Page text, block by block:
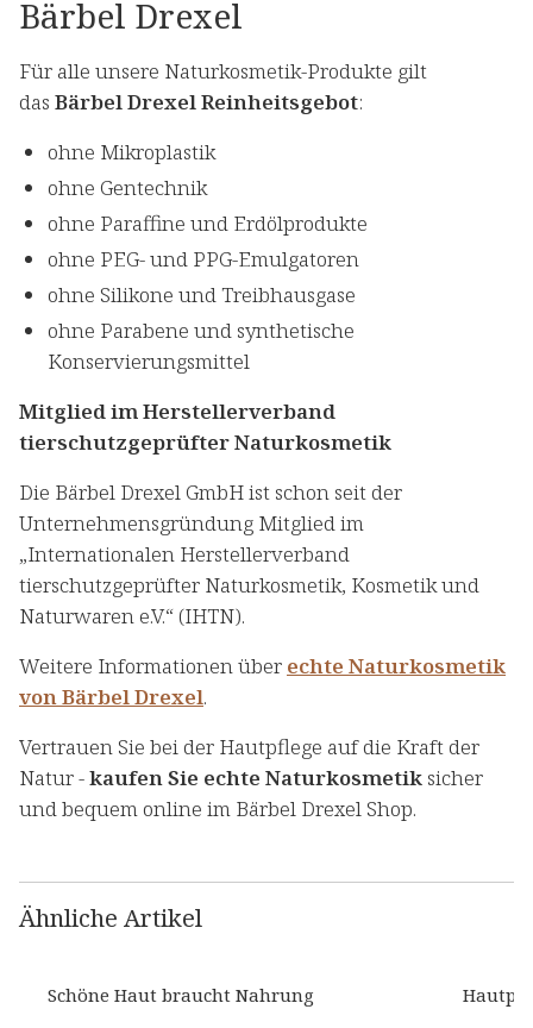
Bärbel Drexel
Für alle unsere Naturkosmetik-Produkte gilt
das Bärbel Drexel Reinheitsgebot:
ohne Mikroplastik
ohne Gentechnik
ohne Paraffine und Erdölprodukte
ohne PEG- und PPG-Emulgatoren
ohne Silikone und Treibhausgase
ohne Parabene und synthetische
Konservierungsmittel
Mitglied im Herstellerverband
tierschutzgeprüfter Naturkosmetik
Die Bärbel Drexel GmbH ist schon seit der
Unternehmensgründung Mitglied im
„Internationalen Herstellerverband
tierschutzgeprüfter Naturkosmetik, Kosmetik und
Naturwaren e.V.“ (IHTN).
Weitere Informationen über echte Naturkosmetik
von Bärbel Drexel.
Vertrauen Sie bei der Hautpflege auf die Kraft der
Natur -kaufen Sie echte Naturkosmetik sicher
und bequem online im Bärbel Drexel Shop.
Ähnliche Artikel
Schöne Haut braucht Nahrung